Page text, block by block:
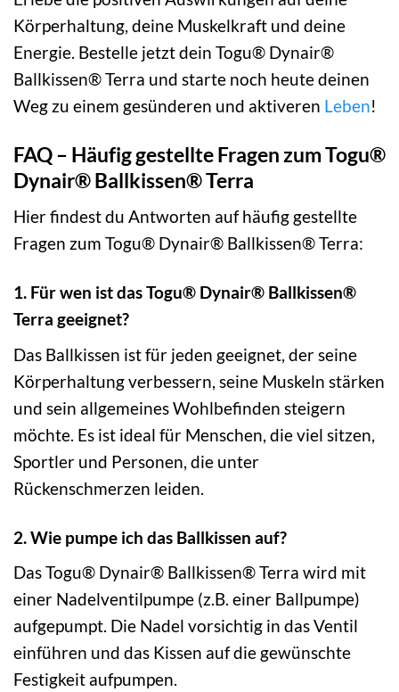
Körperhaltung, deine Muskelkraft und deine
Energie. Bestelle jetzt dein Togu® Dynair®
Ballkissen® Terra und starte noch heute deinen
Weg zu einem gesünderen und aktiveren Leben!
FAQ – Häufig gestellte Fragen zum Togu®
Dynair® Ballkissen® Terra
Hier findest du Antworten auf häufig gestellte
Fragen zum Togu® Dynair® Ballkissen® Terra:
1. Für wen ist das Togu® Dynair® Ballkissen®
Terra geeignet?
Das Ballkissen ist für jeden geeignet, der seine
Körperhaltung verbessern, seine Muskeln stärken
und sein allgemeines Wohlbefinden steigern
möchte. Es ist ideal für Menschen, die viel sitzen,
Sportler und Personen, die unter
Rückenschmerzen leiden.
2. Wie pumpe ich das Ballkissen auf?
Das Togu® Dynair® Ballkissen® Terra wird mit
einer Nadelventilpumpe (z.B. einer Ballpumpe)
aufgepumpt. Die Nadel vorsichtig in das Ventil
einführen und das Kissen auf die gewünschte
Festigkeit aufpumpen.